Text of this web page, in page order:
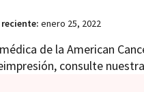
enero 25, 2022
de la American
consulte nuestra